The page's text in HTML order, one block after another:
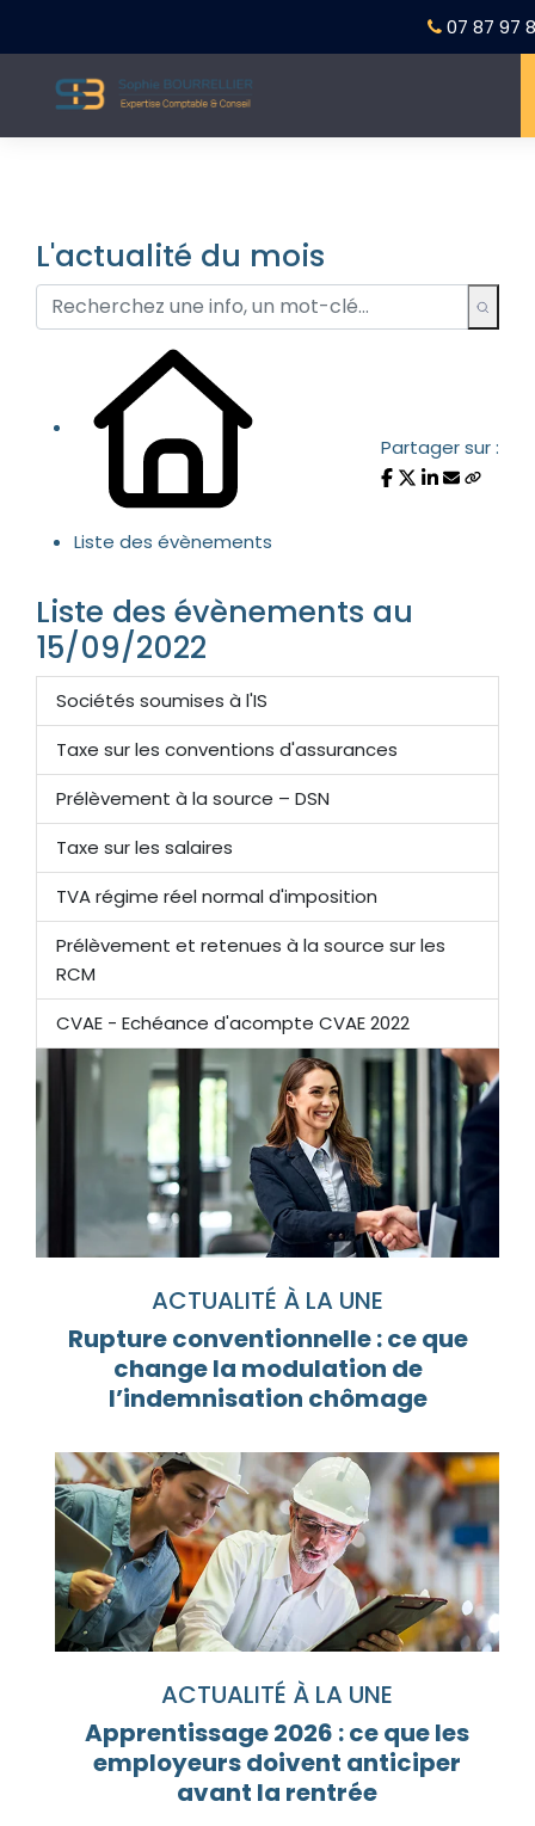
07 87 97
L'actualité du mois
Liste des évènements
Partager sur :
Liste des évènements au
15/09/2022
Sociétés soumises à l'IS
Taxe sur les conventions d'assurances
Prélèvement à la source – DSN
Taxe sur les salaires
TVA régime réel normal d'imposition
Prélèvement et retenues à la source sur les
RCM
CVAE - Echéance d'acompte CVAE 2022
ACTUALITÉ À LA UNE
Rupture conventionnelle : ce que
change la modulation de
l’indemnisation chômage
ACTUALITÉ À LA UNE
Apprentissage 2026 : ce que les
employeurs doivent anticiper
avant la rentrée